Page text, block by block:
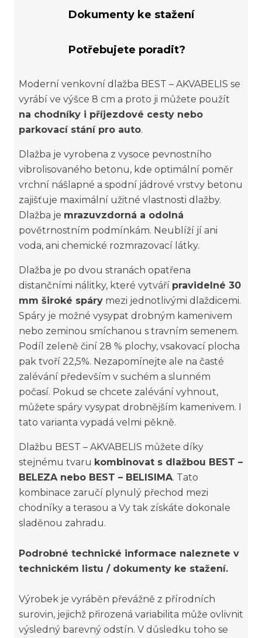
Dokumenty ke stažení
Potřebujete poradit?
Moderní venkovní dlažba BEST – AKVABELIS se
vyrábí ve výšce 8 cm a proto ji můžete použít
na chodníky i příjezdové cesty nebo
parkovací stání pro auto.
Dlažba je vyrobena z vysoce pevnostního
vibrolisovaného betonu, kde optimální poměr
vrchní nášlapné a spodní jádrové vrstvy betonu
zajišťuje maximální užitné vlastnosti dlažby.
Dlažba je mrazuvzdorná a odolná
povětrnostním podmínkám. Neublíží jí ani
voda, ani chemické rozmrazovací látky.
Dlažba je po dvou stranách opatřena
distančními nálitky, které vytváří pravidelné 30
mm široké spáry mezi jednotlivými dlaždicemi.
Spáry je možné vysypat drobným kamenivem
nebo zeminou smíchanou s travním semenem.
Podíl zeleně činí 28 % plochy, vsakovací plocha
pak tvoří 22,5%. Nezapomínejte ale na časté
zalévání především v suchém a slunném
počasí. Pokud se chcete zalévání vyhnout,
můžete spáry vysypat drobnějším kamenivem. I
tato varianta vypadá velmi pěkně.
Dlažbu BEST – AKVABELIS můžete díky
stejnému tvaru kombinovat s dlažbou BEST –
BELEZA nebo BEST – BELISIMA. Tato
kombinace zaručí plynulý přechod mezi
chodníky a terasou a Vy tak získáte dokonale
sladěnou zahradu.
Podrobné technické informace naleznete v
technickém listu / dokumenty ke stažení.
Výrobek je vyráběn převážně z přírodních
surovin, jejichž přirozená variabilita může ovlivnit
výsledný barevný odstín. V důsledku toho se